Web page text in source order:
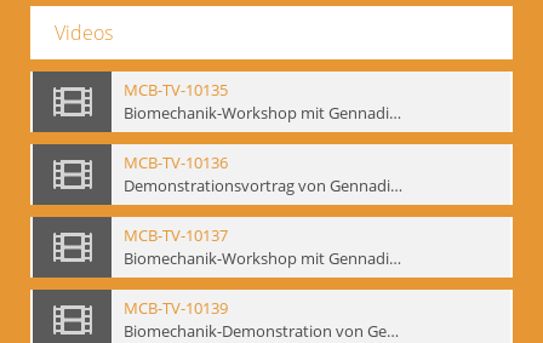
Videos
MCB-TV-10135
Biomechanik-Workshop mit Gennadij Bogdanow, Berlin 1991 - Interne Signatur: BM-vid-50
MCB-TV-10136
Demonstrationsvortrag von Gennadij Bogdanow, Frankfurt a.M., 1992 - Interne Signatur: BM-vid-51
MCB-TV-10137
Biomechanik-Workshop mit Gennadij Bogdanow, Mime Centrum Berlin, Oktober 1992 - Interne Signatur: BM-vid-53
MCB-TV-10139
Biomechanik-Demonstration von Gennadij Bogdanow im Filmtheater am Friedrichshain, Oktober 1992 - Interne Signatur: BM-vid-56